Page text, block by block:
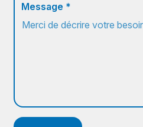
Message *